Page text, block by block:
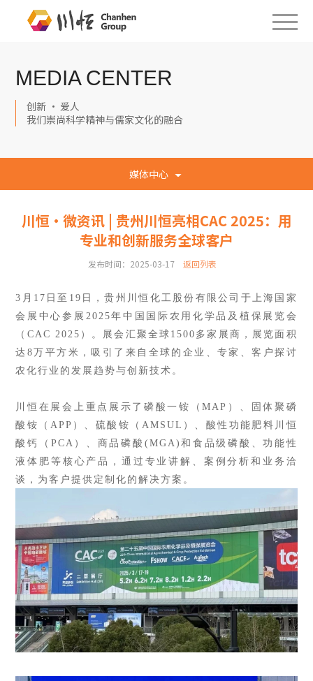
MEDIA CENTER
创新 · 爱人
我们崇尚科学精神与儒家文化的融合
媒体中心
川恒·微资讯 | 贵州川恒亮相CAC 2025：用
专业和创新服务全球客户
发布时间：2025-03-17 返回列表
3月17 日至 19日，贵州川恒 化工股份 有限公司 于上海国家
会展中心参展 2025年中国国际农用化学品及植保展览会
（CAC 2025）。展会汇聚全球1500多家展商，展览面积
达8万平方米，吸引了来自全球的 企业、专家、客户探讨
农化行业的发展趋势与创新技术。
川恒在展会上重点展示了磷酸一铵 （MAP ） 、固体聚磷
酸铵（ APP）、硫酸铵 （ AMSUL ） 、 酸性功能肥料川恒
酸钙（ PCA）、 商品磷酸 (MGA)和食品级磷酸 、功能性
液体肥 等 核心 产品 ， 通过专业讲解、案例分析和 业务洽
谈 ，为客户提供定制化的解决方案。